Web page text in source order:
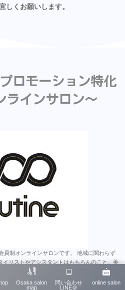
しくお願いします。
ロモーション特化
ラインサロン〜
員制オンラインサロンです。 地域に関わらず
リストやアシスタントはもちろんのこと、美
なると思います。 沢山のオンラインサロンが
信に繋げれるか、 は今後とても重要なスキル
Osaka salon
map
問い合わせ
LINE＠
online salon